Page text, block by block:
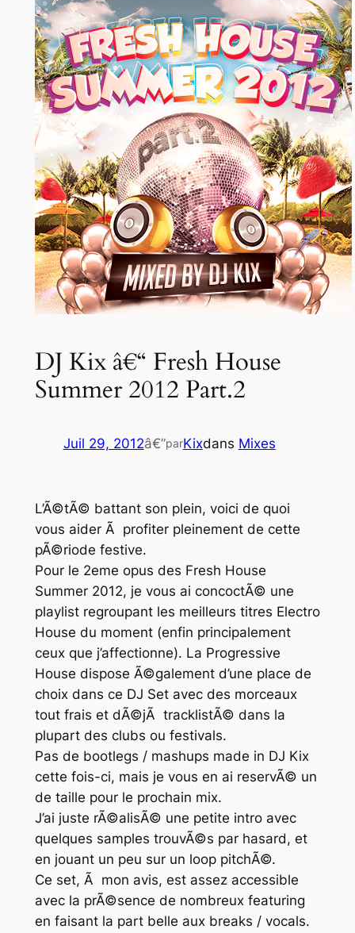
DJ Kix â€“ Fresh House
Summer 2012 Part.2
Juil 29, 2012â€”parKixdans Mixes
L’Ã©tÃ© battant son plein, voici de quoi
vous aider Ã profiter pleinement de cette
pÃ©riode festive.
Pour le 2eme opus des Fresh House
Summer 2012, je vous ai concoctÃ© une
playlist regroupant les meilleurs titres Electro
House du moment (enfin principalement
ceux que j’affectionne). La Progressive
House dispose Ã©galement d’une place de
choix dans ce DJ Set avec des morceaux
tout frais et dÃ©jÃ tracklistÃ© dans la
plupart des clubs ou festivals.
Pas de bootlegs / mashups made in DJ Kix
cette fois-ci, mais je vous en ai reservÃ© un
de taille pour le prochain mix.
J’ai juste rÃ©alisÃ© une petite intro avec
quelques samples trouvÃ©s par hasard, et
en jouant un peu sur un loop pitchÃ©.
Ce set, Ã mon avis, est assez accessible
avec la prÃ©sence de nombreux featuring
en faisant la part belle aux breaks / vocals.